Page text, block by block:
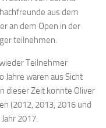
aus dem
an dem Open in der
teilnehmen.
Teilnehmer
Jahre waren aus Sicht
dieser Zeit konnte Oliver
(2012, 2013, 2016 und
2017.